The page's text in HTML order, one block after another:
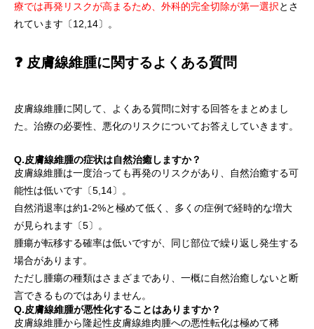
療では再発リスクが高まるため、外科的完全切除が第一選択とさ
れています〔12,14〕。
❓ 皮膚線維腫に関するよくある質問
皮膚線維腫に関して、よくある質問に対する回答をまとめまし
た。治療の必要性、悪化のリスクについてお答えしていきます。
Q.皮膚線維腫の症状は自然治癒しますか？
皮膚線維腫は一度治っても再発のリスクがあり、自然治癒する可
能性は低いです〔5,14〕。
自然消退率は約1-2%と極めて低く、多くの症例で経時的な増大
が見られます〔5〕。
腫瘍が転移する確率は低いですが、同じ部位で繰り返し発生する
場合があります。
ただし腫瘍の種類はさまざまであり、一概に自然治癒しないと断
言できるものではありません。
Q.皮膚線維腫が悪性化することはありますか？
皮膚線維腫から隆起性皮膚線維肉腫への悪性転化は極めて稀